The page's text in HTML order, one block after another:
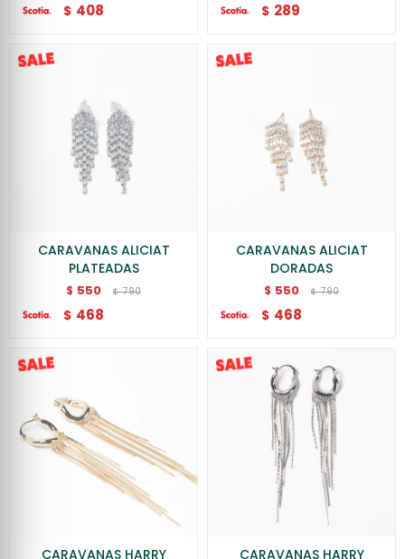
$ 408 $ 289
CARAVANAS ALICIAT
PLATEADAS
$ 550 $ 790
$ 468
CARAVANAS ALICIAT
DORADAS
$ 550 $ 790
$ 468
CARAVANAS HARRY CARAVANAS HARRY